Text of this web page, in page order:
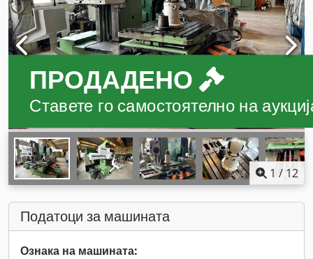
ПРОДАДЕНО
Ставете го самостоятелно на
1 / 12
Податоци за машината
Ознака на машината: